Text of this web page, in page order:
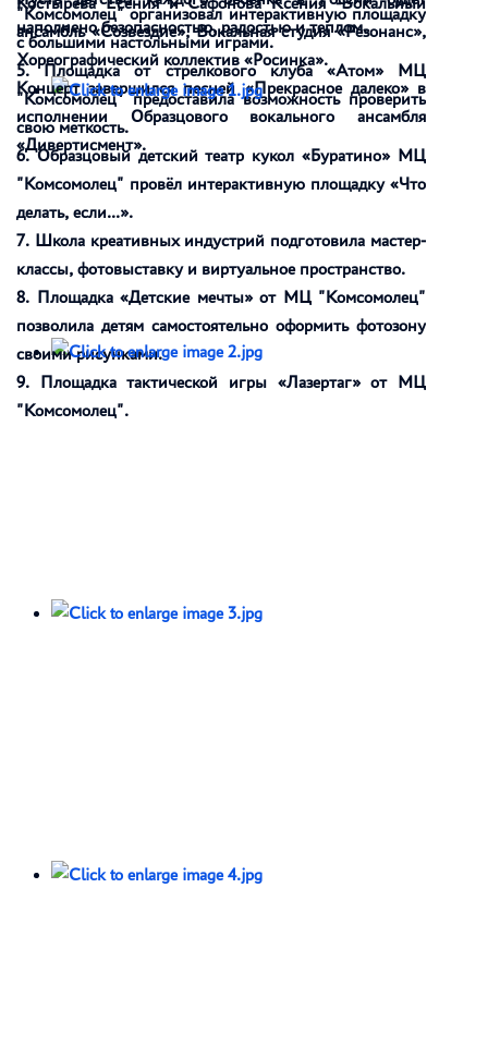
"Комсомолец" организовал интерактивную площадку
с большими настольными играми.
5. Площадка от стрелкового клуба «Атом» МЦ
"Комсомолец" предоставила возможность проверить
свою меткость.
6. Образцовый детский театр кукол «Буратино» МЦ
"Комсомолец" провёл интерактивную площадку «Что
делать, если...».
7. Школа креативных индустрий подготовила мастер-
классы, фотовыставку и виртуальное пространство.
8. Площадка «Детские мечты» от МЦ "Комсомолец"
позволила детям самостоятельно оформить фотозону
своими рисунками.
9. Площадка тактической игры «Лазертаг» от МЦ
"Комсомолец".
ансамбль «Созвездие», Вокальная студия «Резонанс»,
Хореографический коллектив «Росинка».
Концерт завершился песней «Прекрасное далеко» в
исполнении Образцового вокального ансамбля
«Дивертисмент».
наполнено безопасностью, радостью и теплом.